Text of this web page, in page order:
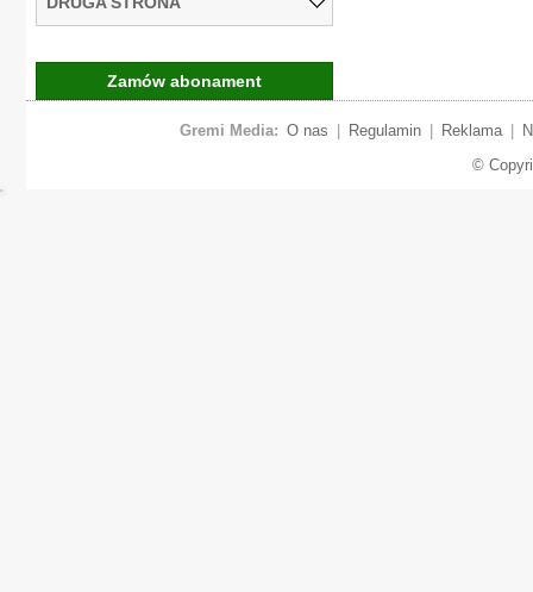
Zamów abonament
Gremi Media: O nas Regulamin Reklama
©